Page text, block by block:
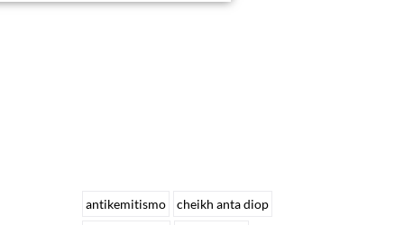
antikemitismo
cheikh anta diop